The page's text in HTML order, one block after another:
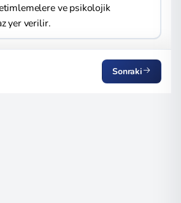
ve psikolojik
yer verilir.
Sonraki